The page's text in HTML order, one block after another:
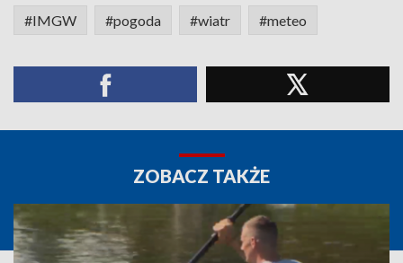
#IMGW #pogoda #wiatr #meteo
ZOBACZ TAKŻE